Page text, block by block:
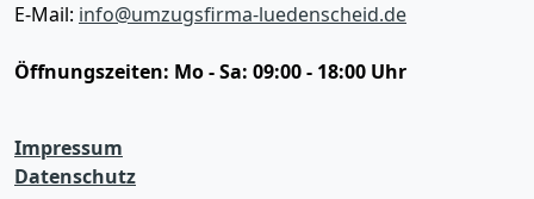
E-Mail: info@umzugsfirma-luedenscheid.de
Öffnungszeiten: Mo - Sa: 09:00 - 18:00 Uhr
Impressum
Datenschutz